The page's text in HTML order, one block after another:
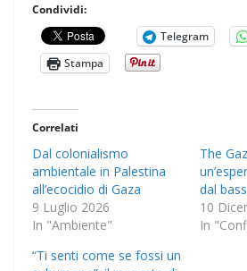
Condividi:
Telegram
Stampa
Correlati
Dal colonialismo
ambientale in Palestina
all’ecocidio di Gaza
9 Luglio 2026
In "Ambiente"
The
dal
10
In
“Ti senti come se fossi un